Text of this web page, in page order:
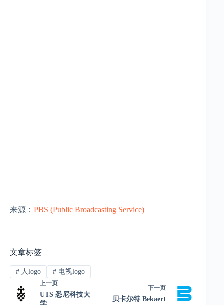
来源： PBS (Public Broadcasting Service)
文章标签
#人logo #电视logo
上一页
UTS 悉尼科技大
下一页
贝卡尔特 Bekaert